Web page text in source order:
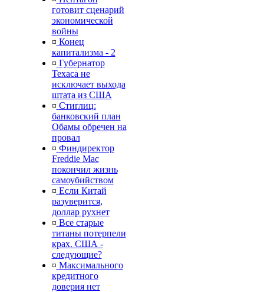
готовит сценарий
экономической
войны
¤ Конец
капитализма - 2
¤ Губернатор
Техаса не
исключает выхода
штата из США
¤ Стиглиц:
банковский план
Обамы обречен на
провал
¤ Финдиректор
Freddie Mac
покончил жизнь
самоубийством
¤ Если Китай
разуверится,
доллар рухнет
¤ Все старые
титаны потерпели
крах. США -
следующие?
¤ Максимального
кредитного
доверия нет